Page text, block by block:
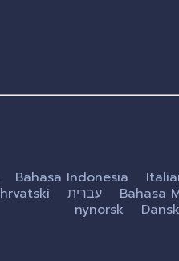
Bahasa Indonesia
hrvatski עברית Bahasa
nynorsk
Dansk